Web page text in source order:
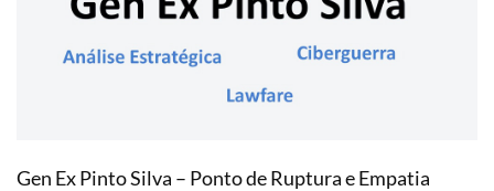
Gen Ex Pinto Silva – Ponto de Ruptura e Empatia